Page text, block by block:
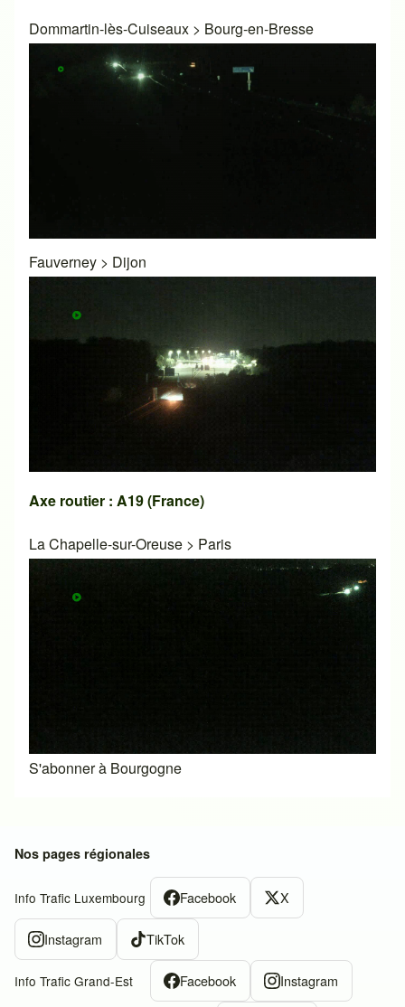
Dommartin-lès-Cuiseaux > Bourg-en-Bresse
Fauverney > Dijon
Axe routier : A19 (France)
La Chapelle-sur-Oreuse > Paris
S'abonner à Bourgogne
Nos pages régionales
Info Trafic Luxembourg Facebook X
Instagram TikTok
Info Trafic Grand-Est Facebook Instagram